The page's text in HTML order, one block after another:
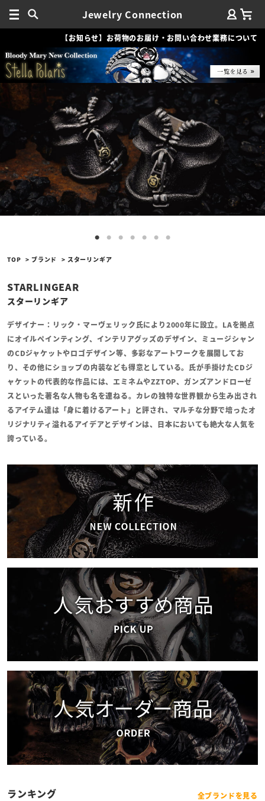
Jewelry Connection
【お知らせ】お荷物のお届け・お問い合わせ業務について
TOP ブランド スターリンギア
STARLINGEAR
スターリンギア
デザイナー：リック・マーヴェリック氏により2000年に設立。LAを拠点
にオイルペインティング、インテリアグッズのデザイン、ミュージシャン
のCDジャケットやロゴデザイン等、多彩なアートワークを展開してお
り、その他にショップの内装なども得意としている。氏が手掛けたCDジ
ャケットの代表的な作品には、エミネムやZZTOP、ガンズアンドローゼ
スといった著名な人物も名を連ねる。カレの独特な世界観から生み出され
るアイテム達は「身に着けるアート」と評され、マルチな分野で培ったオ
リジナリティ溢れるアイデアとデザインは、日本においても絶大な人気を
誇っている。
ランキング 全ブランドを見る